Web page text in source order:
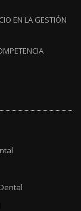
EN LA GESTIÓN